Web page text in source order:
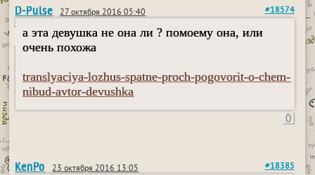
D-Pulse 27 октября 2016 05:40 #18574
а эта девушка не она ли ? помоему она, или
очень похожа
translyaciya-lozhus-spatne-proch-pogovorit-o-chem-
nibud-avtor-devushka
0
KenPo 23 октября 2016 13:05 #18385